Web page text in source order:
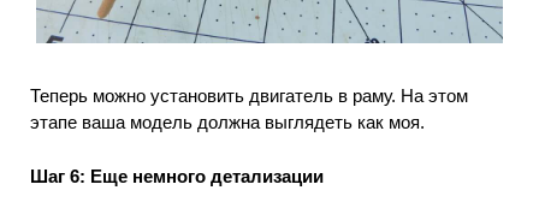
Теперь можно установить двигатель в раму. На этом
этапе ваша модель должна выглядеть как моя.
Шаг 6: Еще немного детализации